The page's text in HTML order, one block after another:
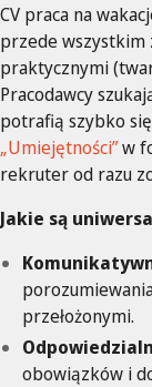
CV praca na
przede wszystkim
praktycznymi
Pracodawcy
potrafią szybko
„Umiejętności”w
rekruter od razu
Jakie są
przełożonymi.
obowiązków i